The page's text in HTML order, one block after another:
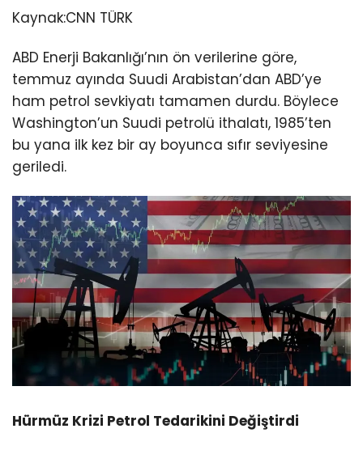
Kaynak:CNN TÜRK
ABD Enerji Bakanlığı’nın ön verilerine göre,
temmuz ayında Suudi Arabistan’dan ABD’ye
ham petrol sevkiyatı tamamen durdu. Böylece
Washington’un Suudi petrolü ithalatı, 1985’ten
bu yana ilk kez bir ay boyunca sıfır seviyesine
geriledi.
Hürmüz Krizi Petrol Tedarikini Değiştirdi